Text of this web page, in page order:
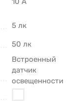
5 лк
50 лк
Встроенный
датчик
освещенности